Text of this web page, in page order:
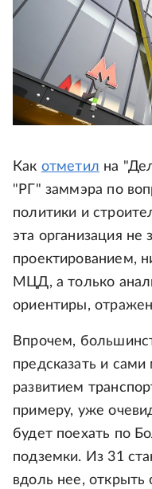
Как отметил на
"РГ" заммэра по
политики и
эта организация не
проектированием,
МЦД, а только
ориентиры,
Впрочем,
предсказать и
развитием
примеру, уже
будет поехать по
подземки. Из 31
вдоль нее, открыть